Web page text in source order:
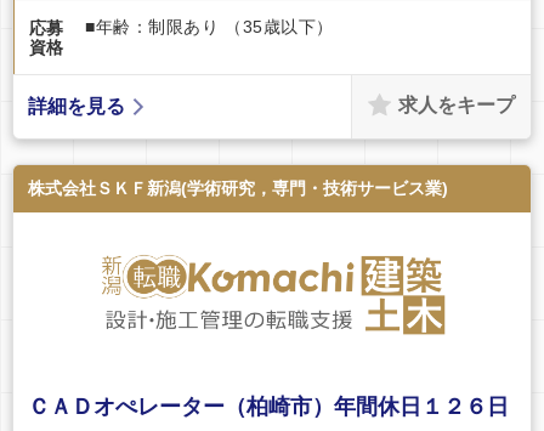
応募
資格
■年齢：制限あり （35歳以下）
詳細を見る 求人をキープ
株式会社ＳＫＦ新潟(学術研究，専門・技術サービス業)
ＣＡＤオぺレーター（柏崎市）年間休日１２６日